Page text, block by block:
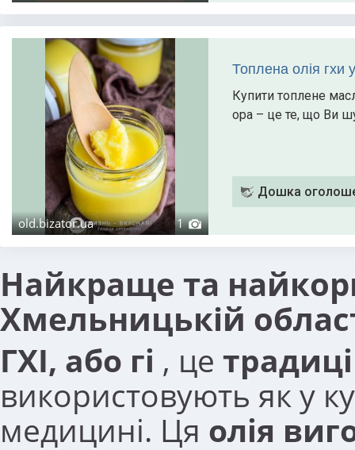
old.bizator.ua 1
Топлена олія гхи
Купити топлене
ора – це те, що Ви
Дошка
Найкраще та
Хмельницькій
ГХІ, або гі , це
використовують як у
медицині. Ця олія